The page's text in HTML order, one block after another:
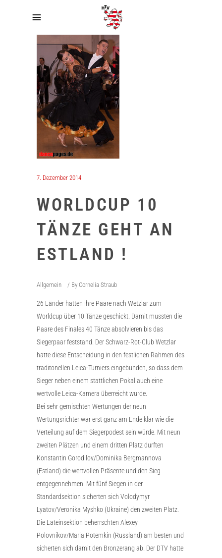
7. Dezember 2014
WORLDCUP 10
TÄNZE GEHT AN
ESTLAND !
Allgemein By Cornelia Straub
26 Länder hatten ihre Paare nach Wetzlar zum
Worldcup über 10 Tänze geschickt. Damit mussten die
Paare des Finales 40 Tänze absolvieren bis das
Siegerpaar feststand. Der Schwarz-Rot-Club Wetzlar
hatte diese Entscheidung in den festlichen Rahmen des
traditonellen Leica-Turniers eingebunden, so dass dem
Sieger neben einem stattlichen Pokal auch eine
wertvolle Leica-Kamera überreicht wurde.
Bei sehr gemischten Wertungen der neun
Wertungsrichter war erst ganz am Ende klar wie die
Verteilung auf dem Siegerpodest sein würde. Mit neun
zweiten Plätzen und einem dritten Platz durften
Konstantin Gorodilov/Dominika Bergmannova
(Estland) die wertvollen Präsente und den Sieg
entgegennehmen. Mit fünf Siegen in der
Standardsektion sicherten sich Volodymyr
Lyatov/Veronika Myshko (Ukraine) den zweiten Platz.
Die Lateinsektion beherrschten Alexey
Polovnikov/Maria Potemkin (Russland) am besten und
sicherten sich damit den Bronzerang ab. Der DTV hatte